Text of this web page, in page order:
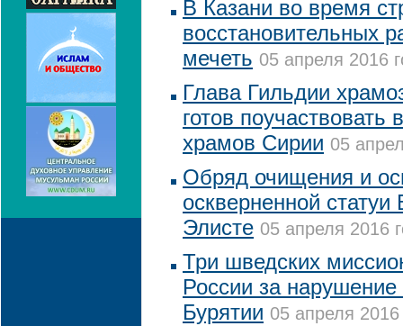
В Казани во время
восстановительных
мечеть 05 апреля 2016
Глава Гильдии
готов поучаствовать
храмов Сирии 05
Обряд очищения и
оскверненной
Элисте 05 апреля 2016
Три шведских
России за
Бурятии 05 апреля